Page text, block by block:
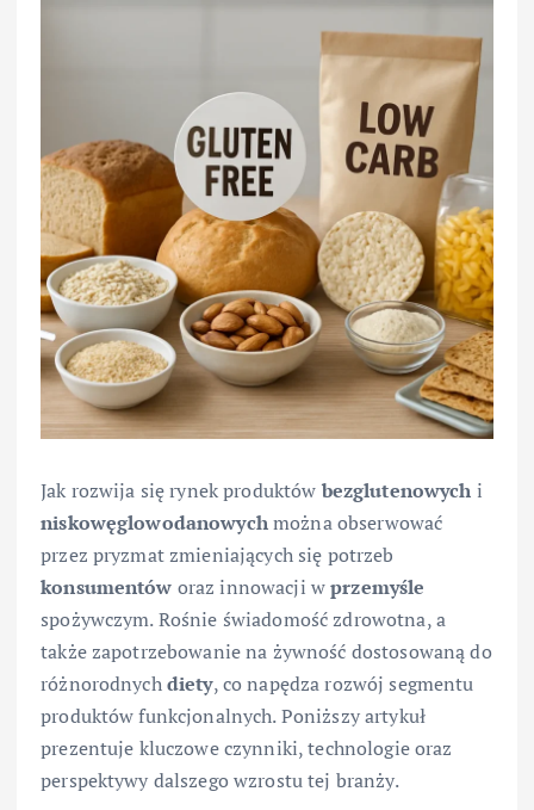
Jak rozwija się rynek produktów bezglutenowych i
niskowęglowodanowychmożna obserwować
przez pryzmat zmieniających się potrzeb
konsumentów oraz innowacji wprzemyśle
spożywczym. Rośnie świadomość zdrowotna, a
także zapotrzebowanie na żywność dostosowaną do
różnorodnychdiety, co napędza rozwój segmentu
produktów funkcjonalnych. Poniższy artykuł
prezentuje kluczowe czynniki, technologie oraz
perspektywy dalszego wzrostu tej branży.